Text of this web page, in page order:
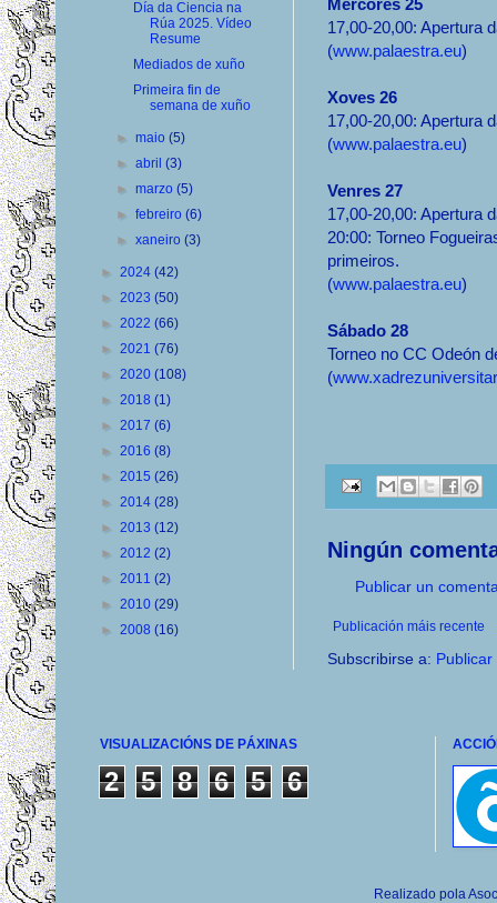
Mércores 25
17,00-20,00: Apertura
(www.palaestra.eu)
Xoves 26
17,00-20,00: Apertura
(www.palaestra.eu)
Venres 27
17,00-20,00: Apertura
20:00: Torneo
primeiros.
(www.palaestra.eu)
Sábado 28
Torneo no CC Odeón
(
Ningún
Publicar un
Publicación máis recente
Subscribirse a:
Día da Ciencia na
Rúa 2025. Vídeo
Resume
Mediados de xuño
Primeira fin de
semana de xuño
►maio(5)
►abril(3)
►marzo(5)
►febreiro(6)
►xaneiro(3)
► 2024 (42)
► 2023 (50)
► 2022 (66)
► 2021 (76)
► 2020 (108)
► 2018 (1)
► 2017 (6)
► 2016 (8)
► 2015 (26)
► 2014 (28)
► 2013 (12)
► 2012 (2)
► 2011 (2)
► 2010 (29)
► 2008 (16)
VISUALIZACIÓNS DE PÁXINAS
2 5 8 6 5 6
Realizado pola